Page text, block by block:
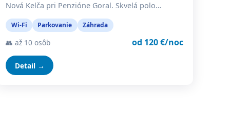
Nová Kelča pri Penzióne Goral. Skvelá polo…
Wi-Fi Parkovanie Záhrada
👥 až 10 osôb od 120 €/noc
Detail →